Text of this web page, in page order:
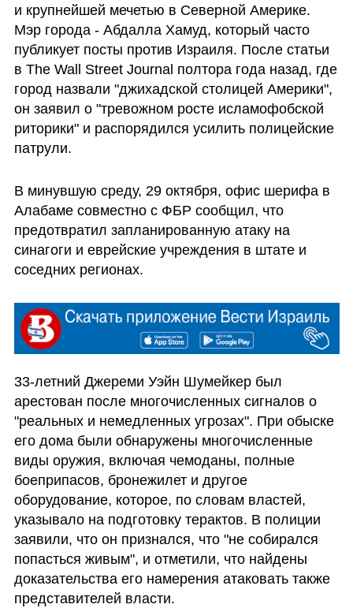
и крупнейшей мечетью в Северной Америке.
Мэр города - Абдалла Хамуд, который часто
публикует посты против Израиля. После статьи
в The Wall Street Journal полтора года назад, где
город назвали "джихадской столицей Америки",
он заявил о "тревожном росте исламофобской
риторики" и распорядился усилить полицейские
патрули.
В минувшую среду, 29 октября, офис шерифа в
Алабаме совместно с ФБР сообщил, что
предотвратил запланированную атаку на
синагоги и еврейские учреждения в штате и
соседних регионах.
33-летний Джереми Уэйн Шумейкер был
арестован после многочисленных сигналов о
"реальных и немедленных угрозах". При обыске
его дома были обнаружены многочисленные
виды оружия, включая чемоданы, полные
боеприпасов, бронежилет и другое
оборудование, которое, по словам властей,
указывало на подготовку терактов. В полиции
заявили, что он признался, что "не собирался
попасться живым", и отметили, что найдены
доказательства его намерения атаковать также
представителей власти.